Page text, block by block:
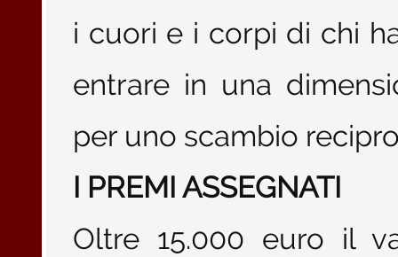
i cuori e i corpi di chi
entrare in una
per uno scambio
I PREMI ASSEGNATI
Oltre 15.000 euro il